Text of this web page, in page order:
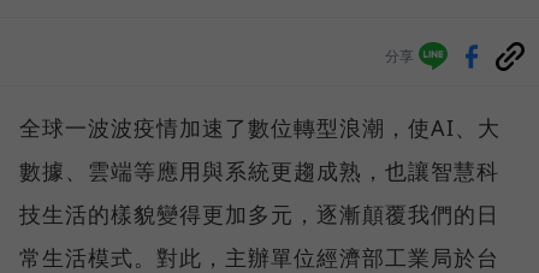
分享
全球一波波疫情加速了數位轉型浪潮，使AI、大
數據、雲端等應用與系統更趨成熟，也讓智慧科
技生活的樣貌變得更加多元，逐漸顛覆我們的日
常生活模式。對此，主辦單位經濟部工業局於台